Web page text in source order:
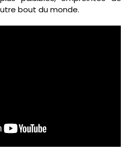
bout du monde.